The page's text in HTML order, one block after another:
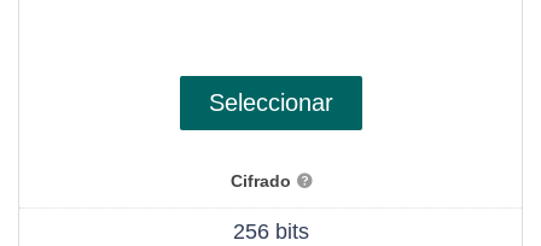
Seleccionar
Cifrado
256 bits